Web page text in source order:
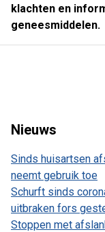
klachten en
geneesmiddelen.
Nieuws
Sinds huisartsen
neemt gebruik toe
Schurft sinds
uitbraken fors
Stoppen met